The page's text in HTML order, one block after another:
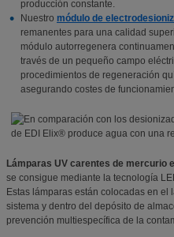
producción constante.
Nuestro módulo de
remanentes para una calidad
módulo autorregenera
través de un pequeño campo
procedimientos de regeneración
asegurando costes de
Lámparas UV carentes de mercurio
se consigue mediante la tecnología
Estas lámparas están colocadas en el
sistema y dentro del depósito de
prevención multiespecífica de la